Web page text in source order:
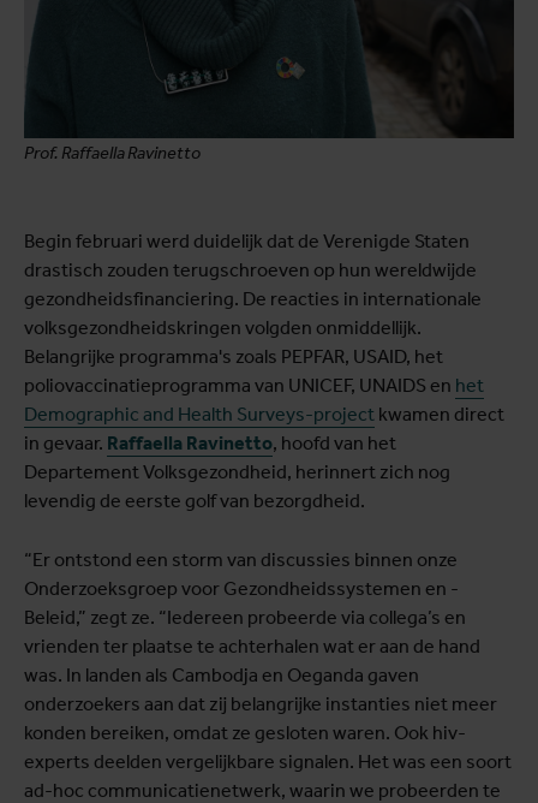
Prof. Raffaella Ravinetto
Begin februari werd duidelijk dat de Verenigde Staten
drastisch zouden terugschroeven op hun wereldwijde
gezondheidsfinanciering. De reacties in internationale
volksgezondheidskringen volgden onmiddellijk.
Belangrijke programma's zoals PEPFAR, USAID, het
poliovaccinatieprogramma van UNICEF, UNAIDS en het
Demographic and Health Surveys-project kwamen direct
in gevaar. Raffaella Ravinetto, hoofd van het
Departement Volksgezondheid, herinnert zich nog
levendig de eerste golf van bezorgdheid.
“Er ontstond een storm van discussies binnen onze
Onderzoeksgroep voor Gezondheidssystemen en -
Beleid,” zegt ze. “Iedereen probeerde via collega’s en
vrienden ter plaatse te achterhalen wat er aan de hand
was. In landen als Cambodja en Oeganda gaven
onderzoekers aan dat zij belangrijke instanties niet meer
konden bereiken, omdat ze gesloten waren. Ook hiv-
experts deelden vergelijkbare signalen. Het was een soort
ad-hoc communicatienetwerk, waarin we probeerden te